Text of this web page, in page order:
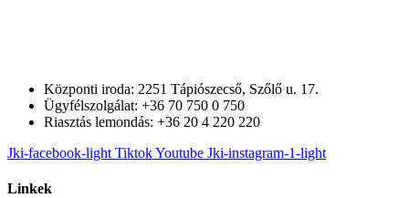
Központi iroda: 2251 Tápiószecső, Szőlő u. 17.
Ügyfélszolgálat: +36 70 750 0 750
Riasztás lemondás: +36 20 4 220 220
Jki-facebook-light TiktokYoutube Jki-instagram-1-light
Linkek